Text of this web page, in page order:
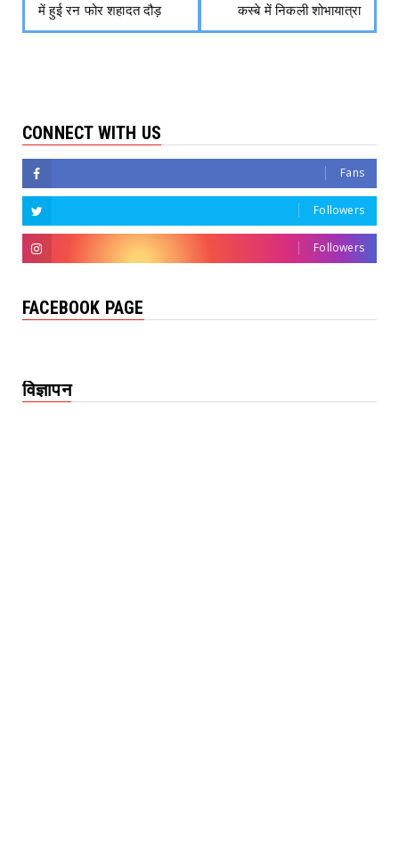
में हुई रन फोर शहादत दौड़
कस्बे में निकली शोभायात्रा
CONNECT WITH US
Fans
Followers
Followers
FACEBOOK PAGE
विज्ञापन